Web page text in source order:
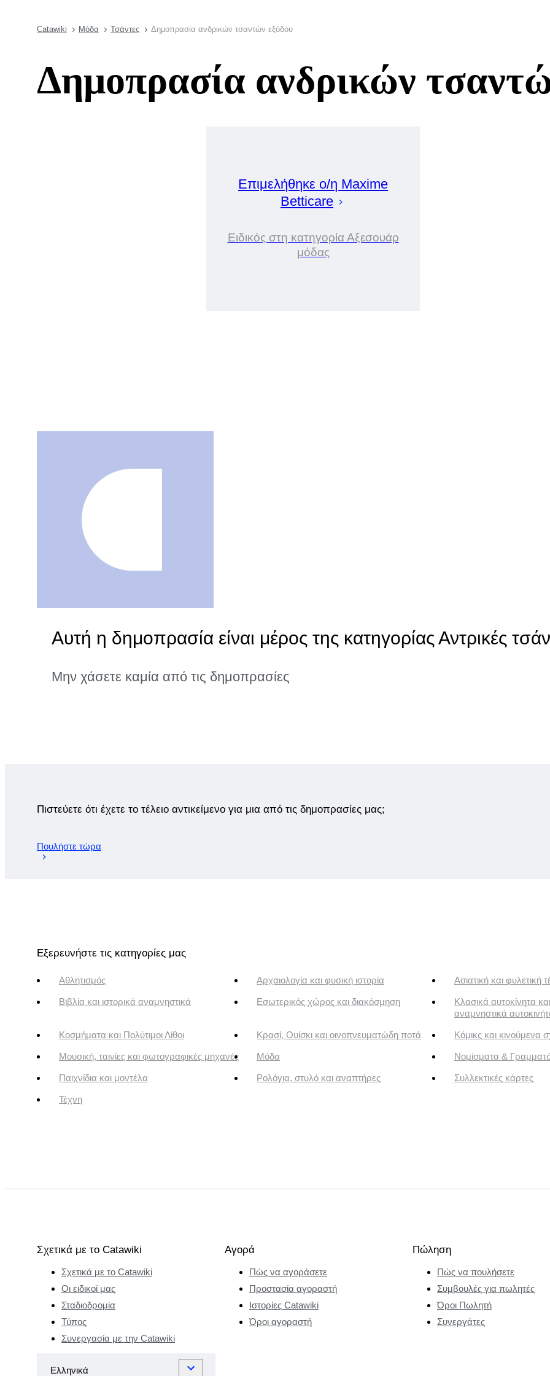
Catawiki Μόδα Τσάντες Δημοπρασία ανδρικών τσαντών εξόδου
Δημοπρασία ανδρικών
Επιμελήθηκε ο/η Maxime
Betticare
Ειδικός στη κατηγορία Αξεσουάρ
μόδας
Αυτή η δημοπρασία είναι μέρος της κατηγορίας Αντρικές
Μην χάσετε καμία από τις δημοπρασίες
Πιστεύετε ότι έχετε το τέλειο αντικείμενο για μια από τις δημοπρασίες μας;
Πουλήστε τώρα
Εξερευνήστε τις κατηγορίες μας
Αθλητισμός Αρχαιολογία και φυσική ιστορία Ασιατική και φυλετική
Βιβλία και ιστορικά αναμνηστικά Εσωτερικός χώρος και διακόσμηση
Κλασικά αυτοκίνητα
αναμνηστικά
Κοσμήματα και Πολύτιμοι Λίθοι Κρασί, Ουίσκι και οινοπνευματώδη ποτά Κόμικς και κινούμενα
Μουσική, ταινίες και φωτογραφικές μηχανές Μόδα Νομίσματα &
Παιχνίδια και μοντέλα Ρολόγια, στυλό και αναπτήρες Συλλεκτικές κάρτες
Τέχνη
Σχετικά με το Catawiki
Σχετικά με το Catawiki
Οι ειδικοί μας
Σταδιοδρομία
Τύπος
Συνεργασία με την Catawiki
Αγορά
Πώς να αγοράσετε
Προστασία αγοραστή
Ιστορίες Catawiki
Όροι αγοραστή
Πώληση
Πώς να πουλήσετε
Συμβουλές για πωλητές
Όροι Πωλητή
Συνεργάτες